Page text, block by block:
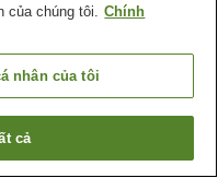
bán hàng tự động
Thành phố Kumamoto
của chúng tôi. Chính
nhân của tôi
cả